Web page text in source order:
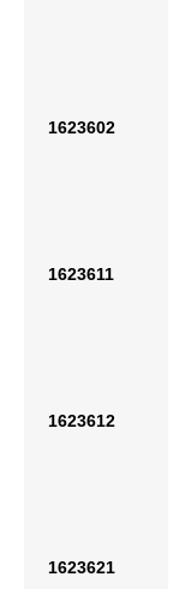
1623602
1623611
1623612
1623621